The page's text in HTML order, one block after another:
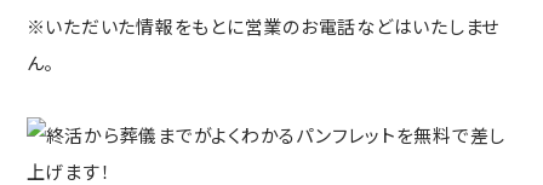
※いただいた情報をもとに営業のお電話などはいたしませ
ん。